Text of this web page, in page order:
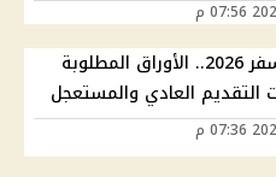
استخراج جواز السفر 2026.. الأوراق المطلوبة
التقديم العادي والمستعجل